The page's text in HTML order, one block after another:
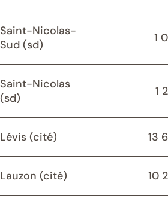
Saint-Nicolas-
Sud (sd)
1
Saint-Nicolas
(sd)
1
Lévis (cité) 13
Lauzon (cité) 10